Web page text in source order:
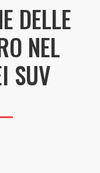
DELLE
NEL
SUV